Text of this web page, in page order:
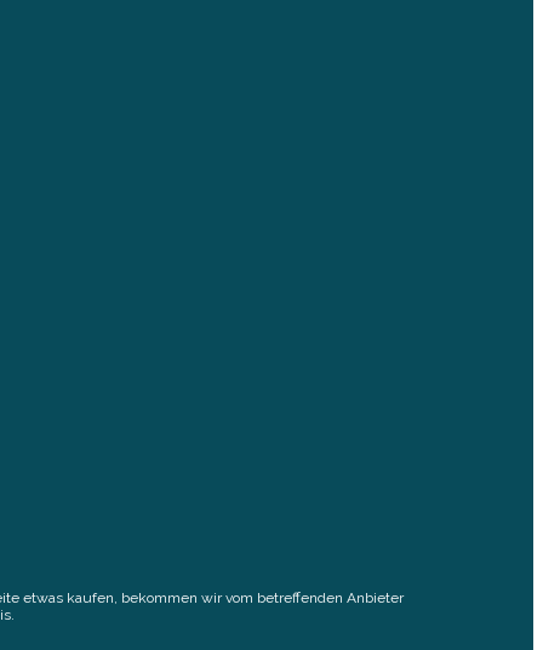
etwas kaufen, bekommen wir vom betreffenden Anbieter